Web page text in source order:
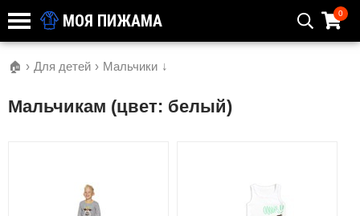
МОЯ ПИЖАМА 0
🏠 › Для детей › Мальчики ↓
Мальчикам (цвет: белый)